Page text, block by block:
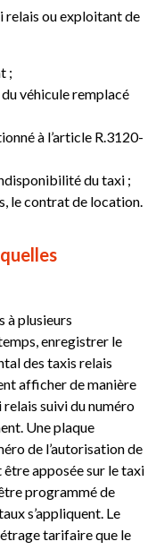
relais ou exploitant de
;
véhicule remplacé
à l’article R.3120-
du taxi ;
le contrat de location.
à plusieurs
enregistrer le
des taxis relais
afficher de manière
suivi du numéro
Une plaque
de l’autorisation de
apposée sur le taxi
programmé de
s’appliquent. Le
tarifaire que le